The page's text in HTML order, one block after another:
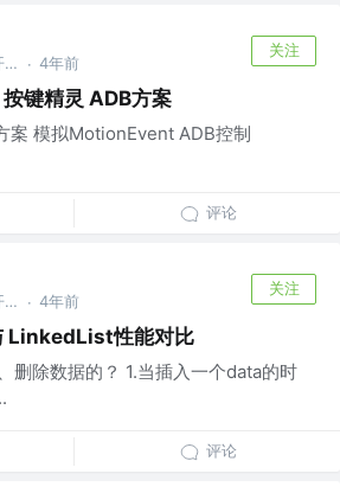
高级Android开发 @乾立享信息咨询（深圳）有限公司 · 4年前
关注
键精灵 ADB方案
案 模拟MotionEvent ADB控制
评论
高级Android开发 @乾立享信息咨询（深圳）有限公司 · 4年前
关注
性能对比
删除数据的？ 1.当插入一个data的时
评论